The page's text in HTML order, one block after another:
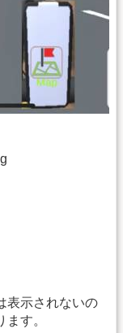
表示されないの
す。